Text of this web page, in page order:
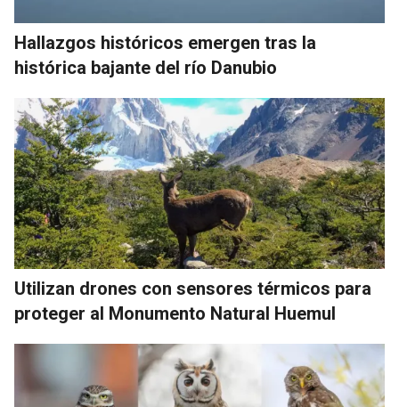
Hallazgos históricos emergen tras la
histórica bajante del río Danubio
Utilizan drones con sensores térmicos para
proteger al Monumento Natural Huemul